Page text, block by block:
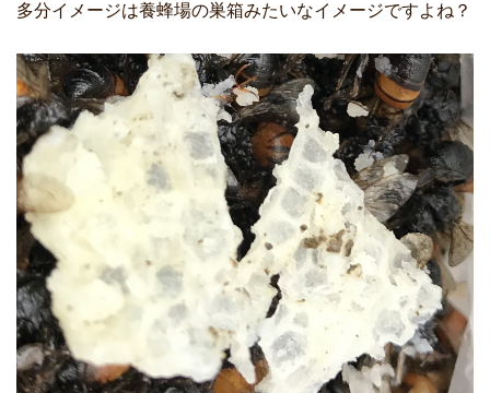
多分イメージは養蜂場の巣箱みたいなイメージですよね？